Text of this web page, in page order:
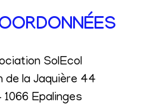
SolEcol
de la Jaquière 44
1066 Epalinges